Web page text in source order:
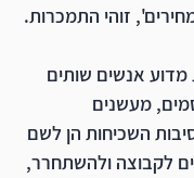
זוהי התמכרות.
מדוע אנשים שותים
מעשנים
השכיחות הן לשם
לקבוצה ולהשתחרר,